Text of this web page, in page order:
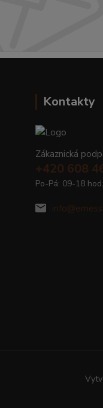
Kontakty
Zákaznická
+420 608
Po-Pá: 09-18 hod.